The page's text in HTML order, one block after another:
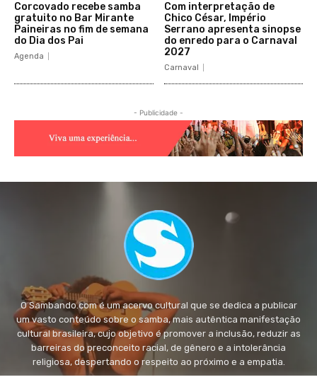
Corcovado recebe samba
gratuito no Bar Mirante
Paineiras no fim de semana
do Dia dos Pai
Agenda
Com interpretação de
Chico César, Império
Serrano apresenta sinopse
do enredo para o Carnaval
2027
Carnaval
- Publicidade -
O Sambando.com é um acervo cultural que se dedica a publicar
um vasto conteúdo sobre o samba, mais autêntica manifestação
cultural brasileira, cujo objetivo é promover a inclusão, reduzir as
barreiras do preconceito racial, de gênero e a intolerância
religiosa, despertando o respeito ao próximo e a empatia.